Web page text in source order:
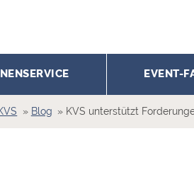
EVENT-
Blog KVS unterstützt